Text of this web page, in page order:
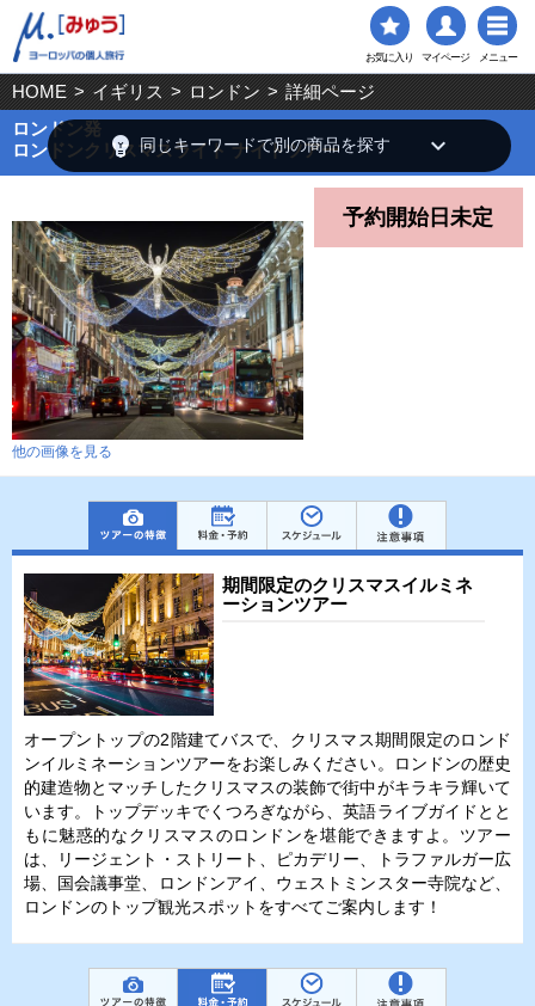
お気に入り マイページ メニュー
HOME > イギリス > ロンドン > 詳細ページ
ロンドン発
ロンドンクリスマスライト ナイトツアー
他の画像を見る
予約開始日未定
期間限定のクリスマスイルミネ
ーションツアー
オープントップの2階建てバスで、クリスマス期間限定のロンド
ンイルミネーションツアーをお楽しみください。ロンドンの歴史
的建造物とマッチしたクリスマスの装飾で街中がキラキラ輝いて
います。トップデッキでくつろぎながら、英語ライブガイドとと
もに魅惑的なクリスマスのロンドンを堪能できますよ。ツアー
は、リージェント・ストリート、ピカデリー、トラファルガー広
場、国会議事堂、ロンドンアイ、ウェストミンスター寺院など、
ロンドンのトップ観光スポットをすべてご案内します！
emoji_objects 同じキーワードで別の商品を探す keyboard_arrow_down